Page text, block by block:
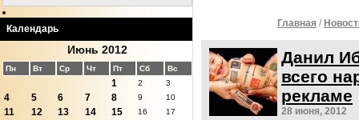
Календарь
Июнь 2012
Пн Вт Ср Чт Пт Сб Вс
1 2 3
4 5 6 7 8 9 10
11 12 13 14 15 16 17
Главная /
Данил
всего
рекламе
28 июня, 2012